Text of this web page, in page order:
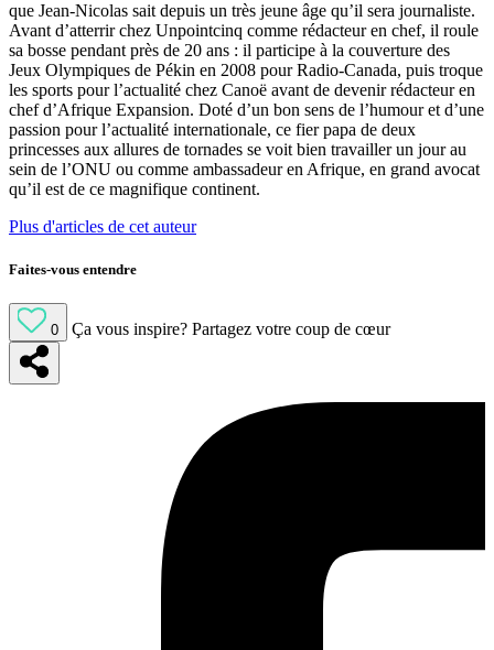
que Jean-Nicolas sait depuis un très jeune âge qu’il sera journaliste.
Avant d’atterrir chez Unpointcinq comme rédacteur en chef, il roule
sa bosse pendant près de 20 ans : il participe à la couverture des
Jeux Olympiques de Pékin en 2008 pour Radio-Canada, puis troque
les sports pour l’actualité chez Canoë avant de devenir rédacteur en
chef d’Afrique Expansion. Doté d’un bon sens de l’humour et d’une
passion pour l’actualité internationale, ce fier papa de deux
princesses aux allures de tornades se voit bien travailler un jour au
sein de l’ONU ou comme ambassadeur en Afrique, en grand avocat
qu’il est de ce magnifique continent.
Plus d'articles de cet auteur
Faites-vous entendre
0 Ça vous inspire? Partagez votre coup de cœur